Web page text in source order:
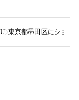
東京都墨田区にショー